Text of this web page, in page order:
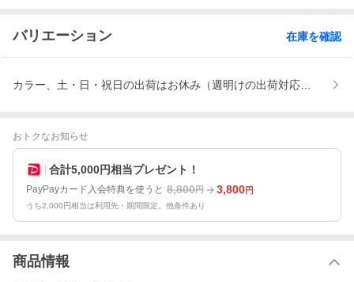
バリエーション 在庫を確認
カラー、土・日・祝日の出荷はお休み（週明けの出荷対応となりま
おトクなお知らせ
合計5,000円相当プレゼント！
PayPayカード入会特典を使うと 8,800円 3,800円
うち2,000円相当は利用先・期間限定。他条件あり
商品情報